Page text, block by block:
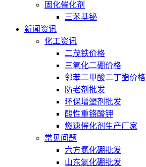
固化催化剂
三苯基铋
新闻资讯
化工资讯
二茂铁价格
三氧化二硼价格
邻苯二甲酸二丁酯价格
防老剂批发
环保增塑剂批发
酸性重铬酸钾
燃速催化剂生产厂家
常见问题
六方氮化硼批发
山东氧化硼批发